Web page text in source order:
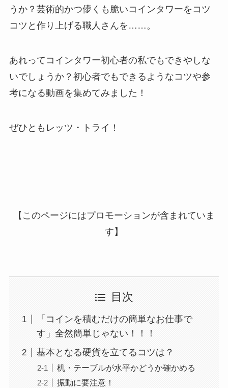
うか？芸術的かつ儚くも脆いコインタワーをコツ
コツと作り上げる職人さんを……。
あれってコインタワー初心者の私でもできやしな
いでしょうか？初心者でもできるようなコツや参
考になる動画を集めてみました！
ぜひともレッツ・トライ！
【このページにはプロモーションが含まれていま
す】
目次
「コインを積むだけの簡単なお仕事で
す」全然簡単じゃない！！！
基本となる硬貨を立てるコツは？
机・テーブルが水平かどうか確かめる
振動に要注意！